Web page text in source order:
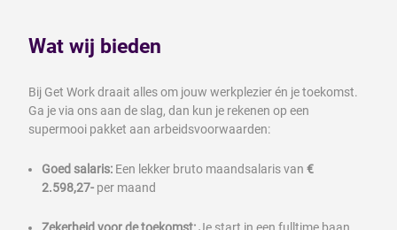
Wat wij bieden
Bij Get Work draait alles om jouw werkplezier én je toekomst.
Ga je via ons aan de slag, dan kun je rekenen op een
supermooi pakket aan arbeidsvoorwaarden:
Goed salaris: Een lekker bruto maandsalaris van €
2.598,27- per maand
Zekerheid voor de toekomst:Je start in een fulltime baan